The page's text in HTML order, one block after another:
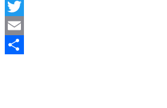
Facebook
Twitter
Email